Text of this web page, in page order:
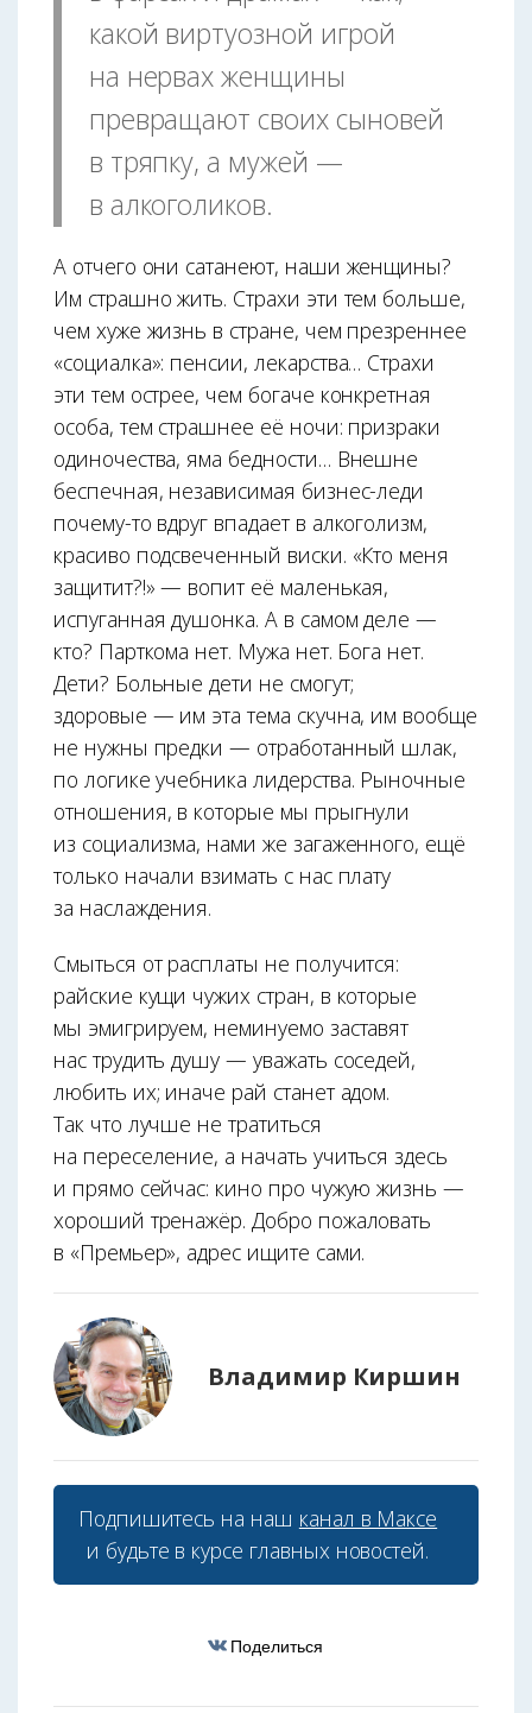
какой виртуозной игрой
на нервах женщины
превращают своих сыновей
в тряпку, а мужей —
в алкоголиков.
А отчего они сатанеют, наши женщины?
Им страшно жить. Страхи эти тем больше,
чем хуже жизнь в стране, чем презреннее
«социалка»: пенсии, лекарства… Страхи
эти тем острее, чем богаче конкретная
особа, тем страшнее её ночи: призраки
одиночества, яма бедности… Внешне
беспечная, независимая бизнес-леди
почему-то вдруг впадает в алкоголизм,
красиво подсвеченный виски. «Кто меня
защитит?!» — вопит её маленькая,
испуганная душонка. А в самом деле —
кто? Парткома нет. Мужа нет. Бога нет.
Дети? Больные дети не смогут;
здоровые — им эта тема скучна, им вообще
не нужны предки — отработанный шлак,
по логике учебника лидерства. Рыночные
отношения, в которые мы прыгнули
из социализма, нами же загаженного, ещё
только начали взимать с нас плату
за наслаждения.
Смыться от расплаты не получится:
райские кущи чужих стран, в которые
мы эмигрируем, неминуемо заставят
нас трудить душу — уважать соседей,
любить их; иначе рай станет адом.
Так что лучше не тратиться
на переселение, а начать учиться здесь
и прямо сейчас: кино про чужую жизнь —
хороший тренажёр. Добро пожаловать
в «Премьер», адрес ищите сами.
Владимир Киршин
Подпишитесь на наш канал в Максе
и будьте в курсе главных новостей.
Поделиться